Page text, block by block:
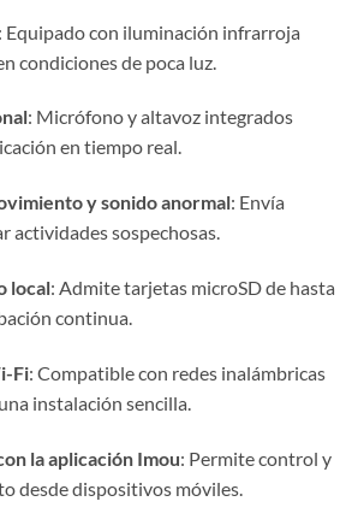
Equipado con iluminación infrarroja
condiciones de poca luz.
: Micrófono y altavoz integrados
en tiempo real.
y sonido anormal: Envía
actividades sospechosas.
local: Admite tarjetas microSD de hasta
continua.
Fi: Compatible con redes inalámbricas
instalación sencilla.
la aplicación Imou: Permite control y
desde dispositivos móviles.